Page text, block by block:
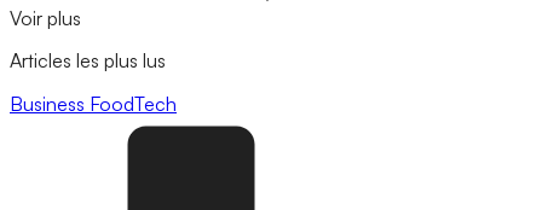
Voir plus
Articles les plus lus
Business FoodTech